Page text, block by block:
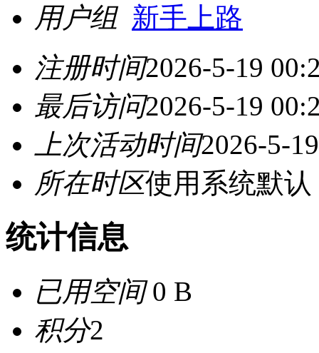
用户组 新手上路
注册时间2026-5-19
最后访问2026-5-19
上次活动时间2026-5-
所在时区使用系统默认
统计信息
已用空间0 B
积分2